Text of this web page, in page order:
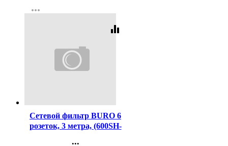
more_horiz
equalizer
Сетевой фильтр BURO 6
розеток, 3 метра, (600SH-
...